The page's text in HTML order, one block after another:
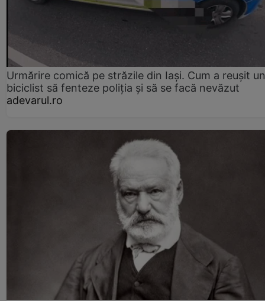
Urmărire comică pe străzile din Iași. Cum a reușit un
biciclist să fenteze poliția și să se facă nevăzut
adevarul.ro